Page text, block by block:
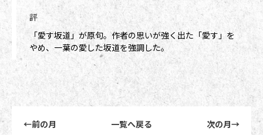
評
「愛す坂道」が原句。作者の思いが強く出た「愛す」を
やめ、一葉の愛した坂道を強調した。
←前の月 一覧へ戻る 次の月→